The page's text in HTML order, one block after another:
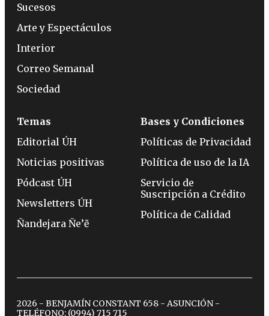
Sucesos
Arte y Espectáculos
Interior
Correo Semanal
Sociedad
Temas
Editorial ÚH
Noticias positivas
Pódcast ÚH
Newsletters ÚH
Ñandejara Ñe’ẽ
Bases y Condiciones
Políticas de Privacidad
Política de uso de la IA
Servicio de
Suscripción a Crédito
Política de Calidad
2026 - BENJAMÍN CONSTANT 658 - ASUNCIÓN -
TELÉFONO: (0994) 715 715